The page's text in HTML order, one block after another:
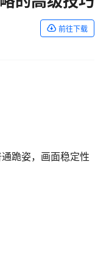
前往下载
跪姿，画面稳定性